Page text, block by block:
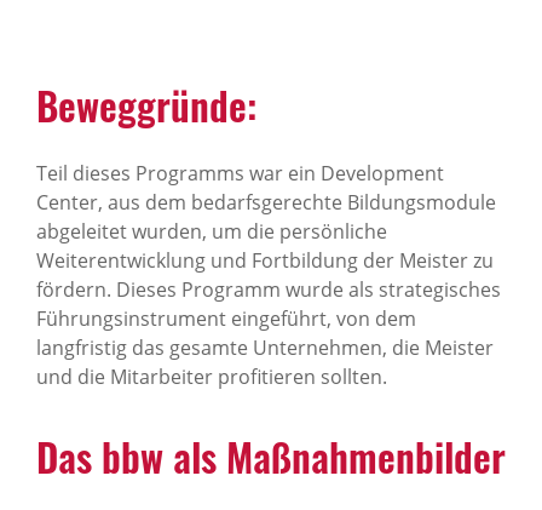
Beweggründe:
Teil dieses Programms war ein Development
Center, aus dem bedarfsgerechte Bildungsmodule
abgeleitet wurden, um die persönliche
Weiterentwicklung und Fortbildung der Meister zu
fördern. Dieses Programm wurde als strategisches
Führungsinstrument eingeführt, von dem
langfristig das gesamte Unternehmen, die Meister
und die Mitarbeiter profitieren sollten.
Das bbw als Maßnahmenbilder